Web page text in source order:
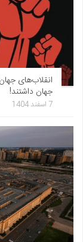
انقلاب‌های
جهان داشتند!
7 اسفند 1404